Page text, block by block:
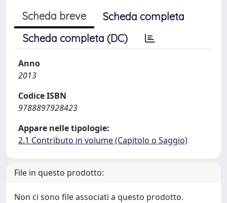
Scheda breve
Scheda completa
Scheda completa (DC)
Anno
2013
Codice ISBN
9788897928423
Appare nelle tipologie:
2.1 Contributo in volume (Capitolo o Saggio)
File in questo prodotto:
Non ci sono file associati a questo prodotto.